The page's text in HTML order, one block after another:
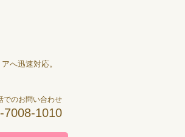
へ迅速対応。
でのお問い合わせ
7008-1010